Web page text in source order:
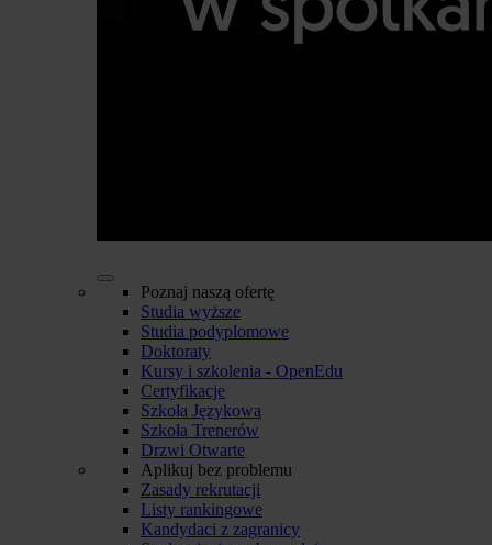
Poznaj naszą ofertę
Studia wyższe
Studia podyplomowe
Doktoraty
Kursy i szkolenia - OpenEdu
Certyfikacje
Szkoła Językowa
Szkoła Trenerów
Drzwi Otwarte
Aplikuj bez problemu
Zasady rekrutacji
Listy rankingowe
Kandydaci z zagranicy